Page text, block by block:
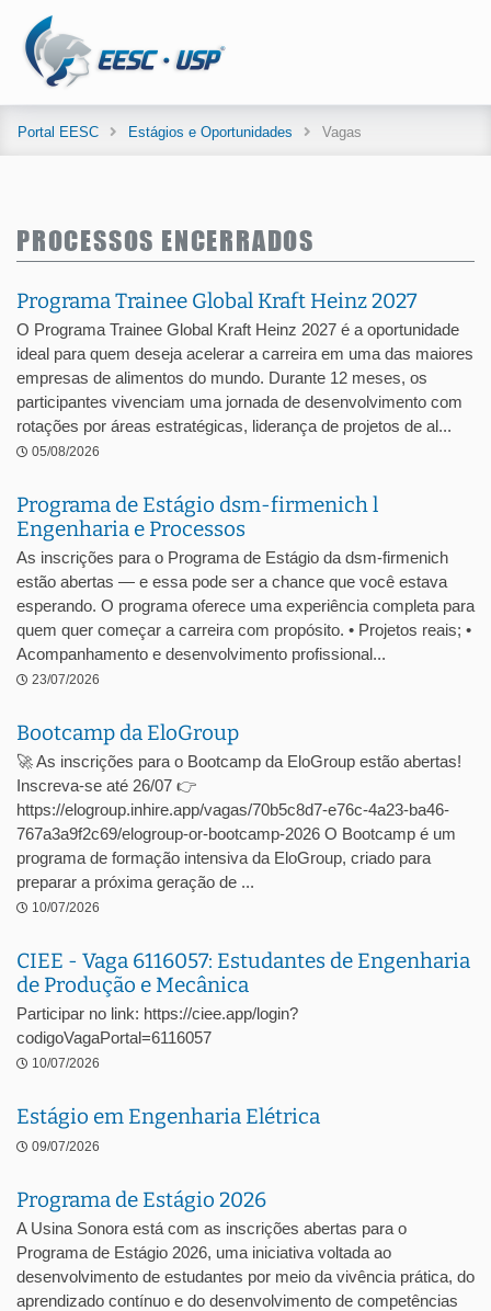
Portal EESC Estágios e Oportunidades Vagas
PROCESSOS ENCERRADOS
Programa Trainee Global Kraft Heinz 2027
O Programa Trainee Global Kraft Heinz 2027 é a oportunidade
ideal para quem deseja acelerar a carreira em uma das maiores
empresas de alimentos do mundo. Durante 12 meses, os
participantes vivenciam uma jornada de desenvolvimento com
rotações por áreas estratégicas, liderança de projetos de al...
05/08/2026
Programa de Estágio dsm-firmenich l
Engenharia e Processos
As inscrições para o Programa de Estágio da dsm-firmenich
estão abertas — e essa pode ser a chance que você estava
esperando. O programa oferece uma experiência completa para
quem quer começar a carreira com propósito. • Projetos reais; •
Acompanhamento e desenvolvimento profissional...
23/07/2026
Bootcamp da EloGroup
🚀 As inscrições para o Bootcamp da EloGroup estão abertas!
Inscreva-se até 26/07 👉
https://elogroup.inhire.app/vagas/70b5c8d7-e76c-4a23-ba46-
767a3a9f2c69/elogroup-or-bootcamp-2026 O Bootcamp é um
programa de formação intensiva da EloGroup, criado para
preparar a próxima geração de ...
10/07/2026
CIEE - Vaga 6116057: Estudantes de Engenharia
de Produção e Mecânica
Participar no link: https://ciee.app/login?
codigoVagaPortal=6116057
10/07/2026
Estágio em Engenharia Elétrica
09/07/2026
Programa de Estágio 2026
A Usina Sonora está com as inscrições abertas para o
Programa de Estágio 2026, uma iniciativa voltada ao
desenvolvimento de estudantes por meio da vivência prática, do
aprendizado contínuo e do desenvolvimento de competências